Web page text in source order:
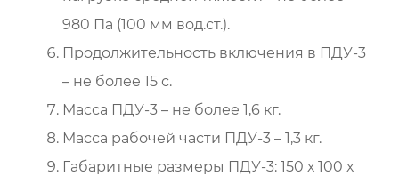
980 Па (100 мм вод.ст.).
Продолжительность включения в ПДУ-3
– не более 15 с.
Масса ПДУ-3 – не более 1,6 кг.
Масса рабочей части ПДУ-3 – 1,3 кг.
Габаритные размеры ПДУ-3: 150 х 100 х